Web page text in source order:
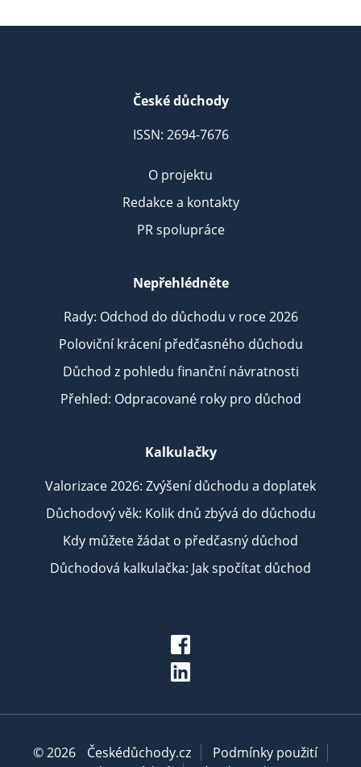
České důchody
ISSN: 2694-7676
O projektu
Redakce a kontakty
PR spolupráce
Nepřehlédněte
Rady: Odchod do důchodu v roce 2026
Poloviční krácení předčasného důchodu
Důchod z pohledu finanční návratnosti
Přehled: Odpracované roky pro důchod
Kalkulačky
Valorizace 2026: Zvýšení důchodu a doplatek
Důchodový věk: Kolik dnů zbývá do důchodu
Kdy můžete žádat o předčasný důchod
Důchodová kalkulačka: Jak spočítat důchod
© 2026 Českédůchody.cz
Podmínky použití